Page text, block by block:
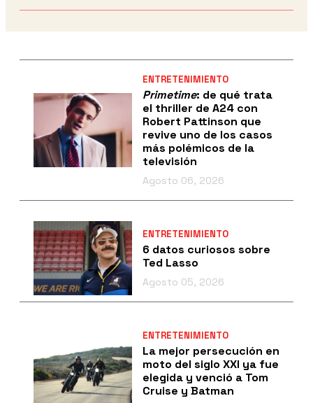
ENTRETENIMIENTO
Primetime: de qué trata
el thriller de A24 con
Robert Pattinson que
revive uno de los casos
más polémicos de la
televisión
Agosto 06, 2026
ENTRETENIMIENTO
6 datos curiosos sobre
Ted Lasso
Agosto 05, 2026
ENTRETENIMIENTO
La mejor persecución en
moto del siglo XXI ya fue
elegida y venció a Tom
Cruise y Batman